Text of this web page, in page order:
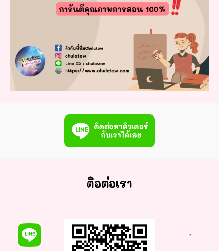
ติอต่อเรา